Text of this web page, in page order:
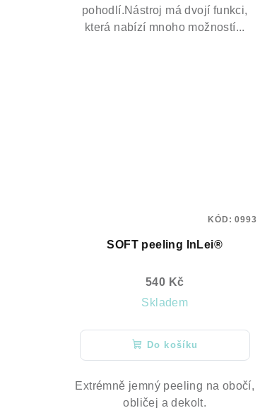
pohodlí.Nástroj má dvojí funkci,
která nabízí mnoho možností...
SOFT peeling InLei®
540 Kč
Skladem
Do košíku
Extrémně jemný peeling na obočí,
obličej a dekolt.
KÓD:0993